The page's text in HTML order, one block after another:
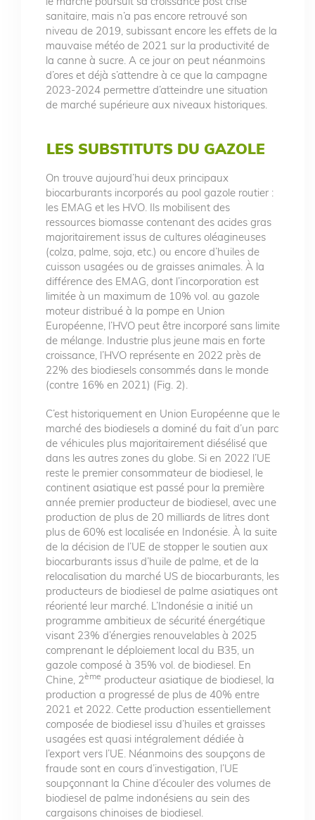
sanitaire, mais n’a pas encore retrouvé son
niveau de 2019, subissant encore les effets de la
mauvaise météo de 2021 sur la productivité de
la canne à sucre. A ce jour on peut néanmoins
d’ores et déjà s’attendre à ce que la campagne
2023-2024 permettre d’atteindre une situation
de marché supérieure aux niveaux historiques.
LES SUBSTITUTS DU GAZOLE
On trouve aujourd’hui deux principaux
biocarburants incorporés au pool gazole routier :
les EMAG et les HVO. Ils mobilisent des
ressources biomasse contenant des acides gras
majoritairement issus de cultures oléagineuses
(colza, palme, soja, etc.) ou encore d’huiles de
cuisson usagées ou de graisses animales. À la
différence des EMAG, dont l’incorporation est
limitée à un maximum de 10% vol. au gazole
moteur distribué à la pompe en Union
Européenne, l’HVO peut être incorporé sans limite
de mélange. Industrie plus jeune mais en forte
croissance, l’HVO représente en 2022 près de
22% des biodiesels consommés dans le monde
(contre 16% en 2021) (Fig. 2).
C’est historiquement en Union Européenne que le
marché des biodiesels a dominé du fait d’un parc
de véhicules plus majoritairement diésélisé que
dans les autres zones du globe. Si en 2022 l’UE
reste le premier consommateur de biodiesel, le
continent asiatique est passé pour la première
année premier producteur de biodiesel, avec une
production de plus de 20 milliards de litres dont
plus de 60% est localisée en Indonésie. À la suite
de la décision de l’UE de stopper le soutien aux
biocarburants issus d’huile de palme, et de la
relocalisation du marché US de biocarburants, les
producteurs de biodiesel de palme asiatiques ont
réorienté leur marché. L’Indonésie a initié un
programme ambitieux de sécurité énergétique
visant 23% d’énergies renouvelables à 2025
comprenant le déploiement local du B35, un
gazole composé à 35% vol. de biodiesel. En
Chine, 2ème producteur asiatique de biodiesel, la
production a progressé de plus de 40% entre
2021 et 2022. Cette production essentiellement
composée de biodiesel issu d’huiles et graisses
usagées est quasi intégralement dédiée à
l’export vers l’UE. Néanmoins des soupçons de
fraude sont en cours d’investigation, l’UE
soupçonnant la Chine d’écouler des volumes de
biodiesel de palme indonésiens au sein des
cargaisons chinoises de biodiesel.